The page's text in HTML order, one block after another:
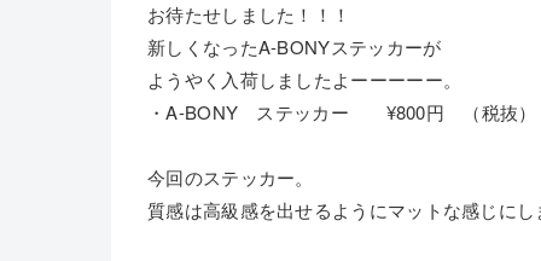
お待たせしました！！！
新しくなったA-BONYステッカーが
ようやく入荷しましたよーーーーー。
・A-BONY ステッカー ¥800円 （税抜）
今回のステッカー。
質感は高級感を出せるようにマットな感じに